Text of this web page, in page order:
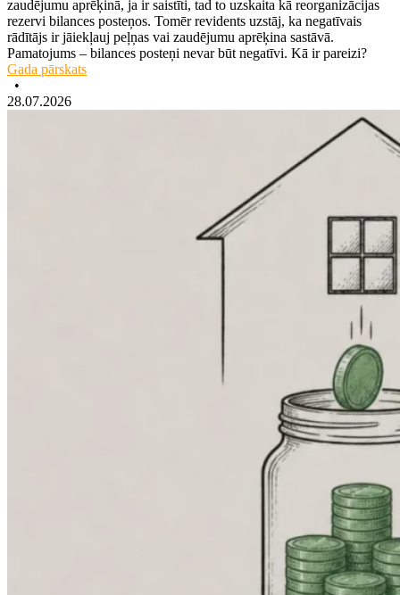
zaudējumu aprēķinā, ja ir saistīti, tad to uzskaita kā reorganizācijas
rezervi bilances posteņos. Tomēr revidents uzstāj, ka negatīvais
rādītājs ir jāiekļauj peļņas vai zaudējumu aprēķina sastāvā.
Pamatojums – bilances posteņi nevar būt negatīvi. Kā ir pareizi?
Gada pārskats
•
28.07.2026